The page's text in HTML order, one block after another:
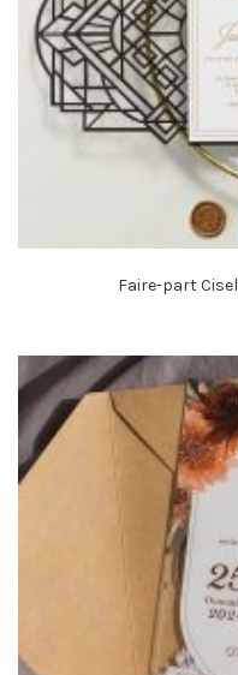
Faire-part